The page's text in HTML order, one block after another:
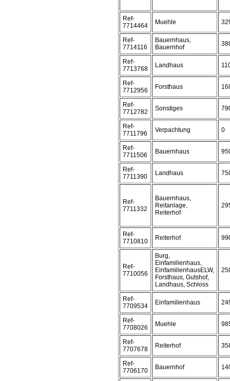
Ref-
7714464
Muehle
Ref-
7714116
Bauernhaus,
Bauernhof
Ref-
7713768
Landhaus
Ref-
7712956
Forsthaus
Ref-
7712782
Sonstiges
Ref-
7711796
Verpachtung 0
Ref-
7711506
Bauernhaus
Ref-
7711390
Landhaus
Ref-
7711332
Bauernhaus,
Reitanlage,
Reiterhof
Ref-
7710810
Reiterhof
Ref-
7710056
Burg,
Einfamilienhaus,
EinfamilienhausELW,
Forsthaus, Gutshof,
Landhaus, Schloss
Ref-
7709534
Einfamilienhaus
Ref-
7708026
Muehle
Ref-
7707678
Reiterhof
Ref-
7706170
Bauernhof